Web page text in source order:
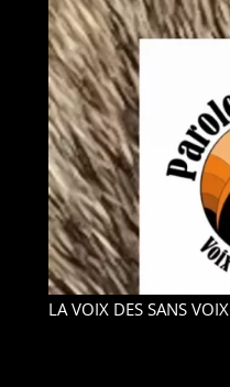
LA VOIX DES SANS VOIX